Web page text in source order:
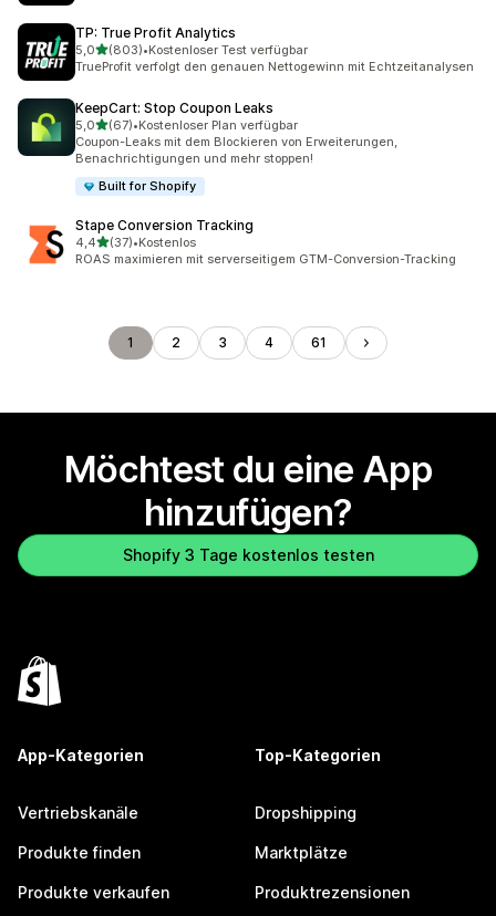
TP: True Profit Analytics
5,0von 5 Sternen
(803)
803 Rezensionen insgesamt
•Kostenloser Test verfügbar
TrueProfit verfolgt den genauen Nettogewinn mit Echtzeitanalysen
KeepCart: Stop Coupon Leaks
5,0von 5 Sternen
(67)
67 Rezensionen insgesamt
•Kostenloser Plan verfügbar
Coupon-Leaks mit dem Blockieren von Erweiterungen,
Benachrichtigungen und mehr stoppen!
Built for Shopify
Stape Conversion Tracking
4,4von 5 Sternen
(37)
37 Rezensionen insgesamt
•Kostenlos
ROAS maximieren mit serverseitigem GTM-Conversion-Tracking
1 2 3 4 61
Möchtest du eine App
hinzufügen?
Shopify 3 Tage kostenlos testen
App-Kategorien
Vertriebskanäle
Produkte finden
Produkte verkaufen
Top-Kategorien
Dropshipping
Marktplätze
Produktrezensionen